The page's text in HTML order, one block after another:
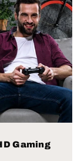
Gaming